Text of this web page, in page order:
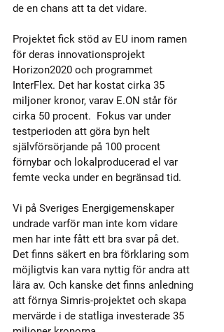
de en chans att ta det vidare.
Projektet fick stöd av EU inom ramen
för deras innovationsprojekt
Horizon2020 och programmet
InterFlex. Det har kostat cirka 35
miljoner kronor, varav E.ON står för
cirka 50 procent.  Fokus var under
testperioden att göra byn helt
självförsörjande på 100 procent
förnybar och lokalproducerad el var
femte vecka under en begränsad tid.
Vi på Sveriges Energigemenskaper
undrade varför man inte kom vidare
men har inte fått ett bra svar på det.
Det finns säkert en bra förklaring som
möjligtvis kan vara nyttig för andra att
lära av. Och kanske det finns anledning
att förnya Simris-projektet och skapa
mervärde i de statliga investerade 35